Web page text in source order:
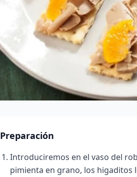
Preparación
Introduciremos en el vaso del
pimienta en grano, los higaditos